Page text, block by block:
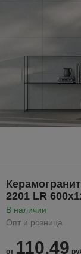
2201 LR
В наличии
Опт и розница
от 110,49